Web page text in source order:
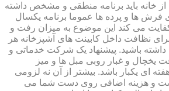
خانه باید برنامه منطقی و مشخص داشته
فرش ها و پرده ها عموما برنامه یکسال
کفایت می کند این موضوع به میزان رفت و
نظافت داخل کابینت های آشپزخانه هر
داشته باشید. پیشنهاد یک شرکت خدماتی و
یخچال و غبار روبی مبل ها و میز
هفته ای یکبار باشد. بیشتر از آن نه لزومی
است و هزینه اضافی روی دست شما می